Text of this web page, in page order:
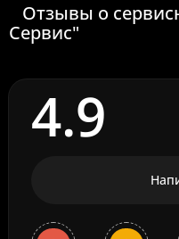
Отзывы о
Сервис"
4.9